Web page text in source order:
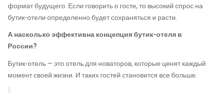
формат будущего. Если говорить о госте, то высокий спрос на
бутик-отели определенно будет сохраняться и расти.
А насколько эффективна концепция бутик-отеля в
России?
Бутик-отель — это отель для новаторов, которые ценят каждый
момент своей жизни. И таких гостей становится все больше.